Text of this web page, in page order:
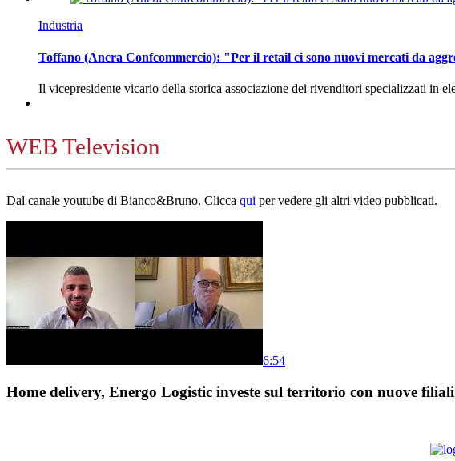
Industria
Toffano (Ancra Confcommercio): "Per il retail ci sono nuovi mercati da
Il vicepresidente vicario della storica associazione dei rivenditori specializzati in
WEB Television
Dal canale youtube di Bianco&Bruno. Clicca qui per vedere gli altri video pubblicati.
6:54
Home delivery, Energo Logistic investe sul territorio con nuove filiali